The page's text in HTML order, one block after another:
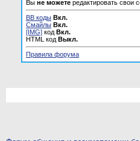
Вы не можете редактировать свои
BB коды Вкл.
Смайлы Вкл.
[IMG] код Вкл.
HTML код Выкл.
Правила форума